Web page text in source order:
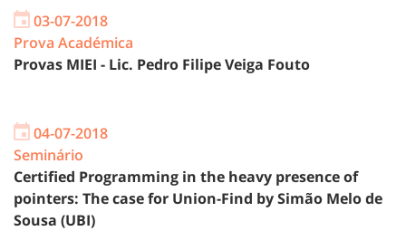
03-07-2018
Prova Académica
Provas MIEI - Lic. Pedro Filipe Veiga Fouto
04-07-2018
Seminário
Certified Programming in the heavy presence of
pointers: The case for Union-Find by Simão Melo de
Sousa (UBI)